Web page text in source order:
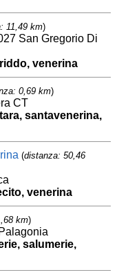
11,49 km)
San Gregorio Di
venerina
0,69 km)
CT
santavenerina,
(distanza: 50,46
venerina
km)
salumerie,